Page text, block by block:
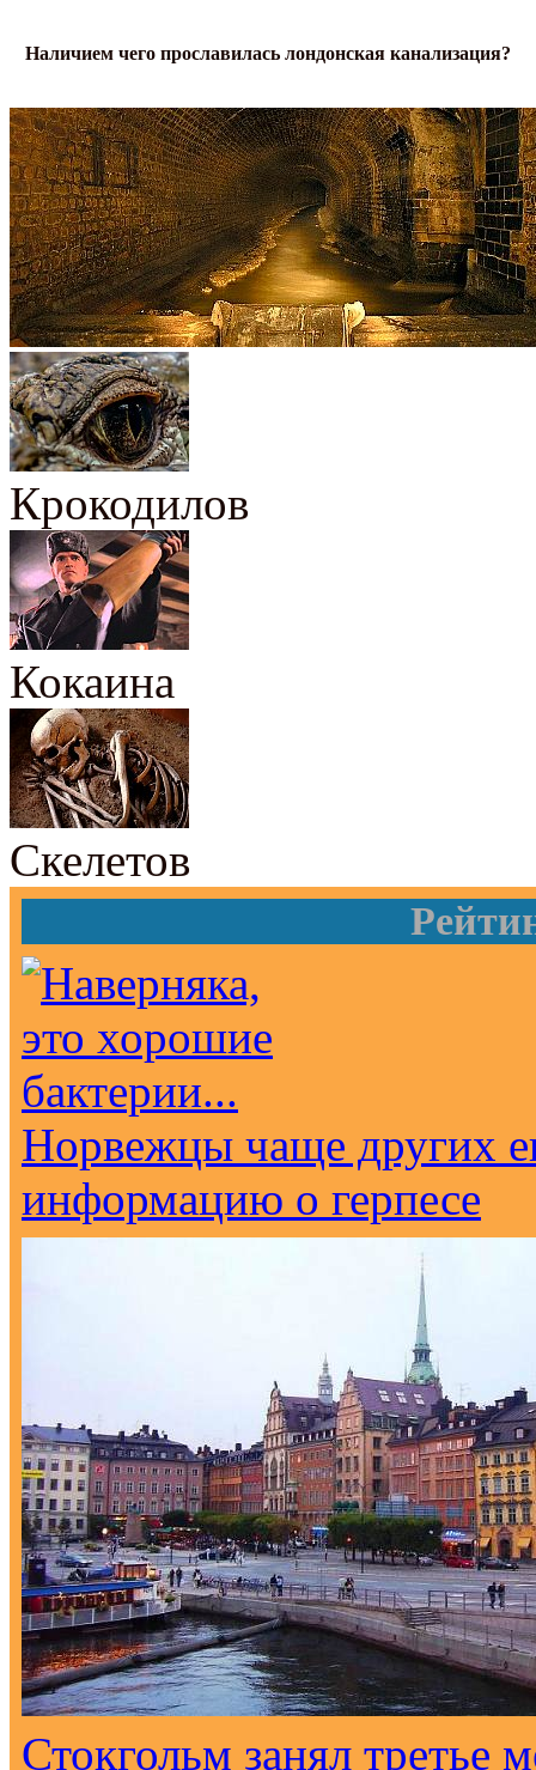
Наличием чего прославилась лондонская канализация?
Крокодилов
Кокаина
Скелетов
Норвежцы чаще других
информацию о герпесе
Стокгольм занял третье